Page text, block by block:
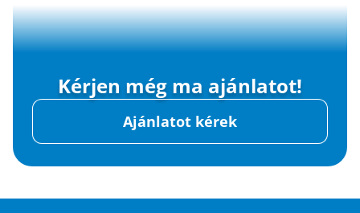
Kérjen még ma ajánlatot!
Ajánlatot kérek